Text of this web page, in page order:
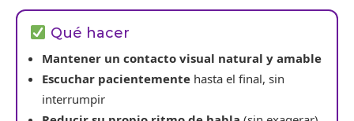
Qué hacer
Mantener un contacto visual natural y amable
Escuchar pacientemente hasta el final, sin
interrumpir